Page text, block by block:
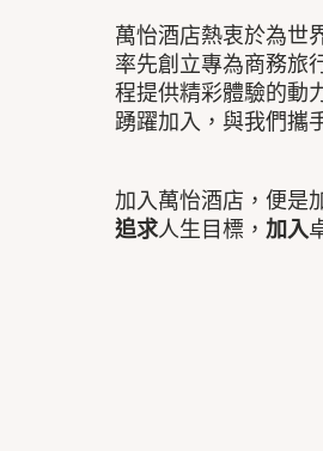
萬怡酒店熱衷於為世
率先創立專為商務旅
程提供精彩體驗的動
踴躍加入，與我們攜
加入萬怡酒店，便是
追求人生目標， 加入